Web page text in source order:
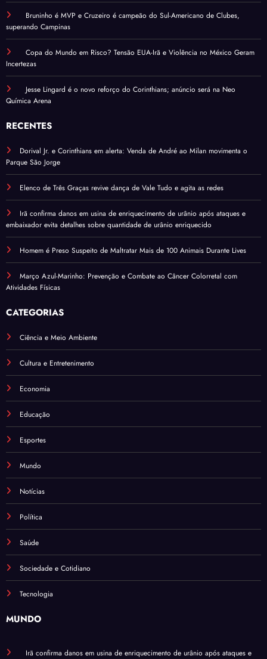
Bruninho é MVP e Cruzeiro é campeão do Sul-Americano de Clubes,
superando Campinas
Copa do Mundo em Risco? Tensão EUA-Irã e Violência no México Geram
Incertezas
Jesse Lingard é o novo reforço do Corinthians; anúncio será na Neo
Química Arena
RECENTES
Dorival Jr. e Corinthians em alerta: Venda de André ao Milan movimenta o
Parque São Jorge
Elenco de Três Graças revive dança de Vale Tudo e agita as redes
Irã confirma danos em usina de enriquecimento de urânio após ataques e
embaixador evita detalhes sobre quantidade de urânio enriquecido
Homem é Preso Suspeito de Maltratar Mais de 100 Animais Durante Lives
Março Azul-Marinho: Prevenção e Combate ao Câncer Colorretal com
Atividades Físicas
CATEGORIAS
Ciência e Meio Ambiente
Cultura e Entretenimento
Economia
Educação
Esportes
Mundo
Notícias
Política
Saúde
Sociedade e Cotidiano
Tecnologia
MUNDO
Irã confirma danos em usina de enriquecimento de urânio após ataques e